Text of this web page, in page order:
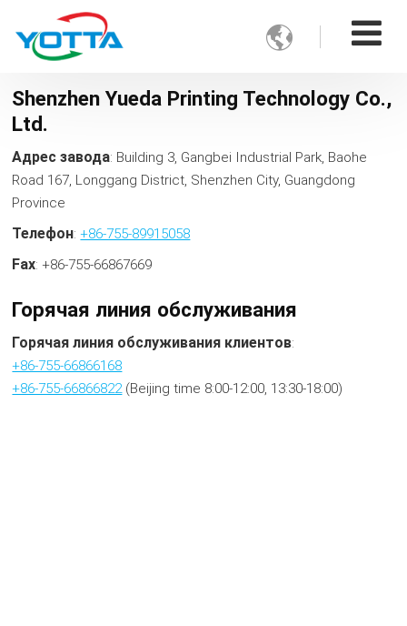

Shenzhen Yueda Printing Technology Co.,
Ltd.
Адрес завода: Building 3, Gangbei Industrial Park, Baohe
Road 167, Longgang District, Shenzhen City, Guangdong
Province
Телефон:+86-755-89915058
Fax: +86-755-66867669
Горячая линия обслуживания
Горячая линия обслуживания клиентов:
+86-755-66866168
+86-755-66866822(Beijing time 8:00-12:00, 13:30-18:00)